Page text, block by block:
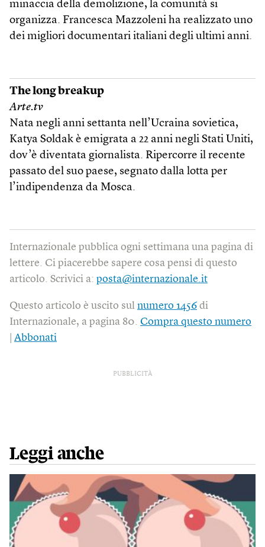
minaccia della demolizione, la comunità si
organizza. Francesca Mazzoleni ha realizzato uno
dei migliori documentari italiani degli ultimi anni.
The long breakup
Arte.tv
Nata negli anni settanta nell’Ucraina sovietica,
Katya Soldak è emigrata a 22 anni negli Stati Uniti,
dov’è diventata giornalista. Ripercorre il recente
passato del suo paese, segnato dalla lotta per
l’indipendenza da Mosca.
Internazionale pubblica ogni settimana una pagina di
lettere. Ci piacerebbe sapere cosa pensi di questo
articolo. Scrivici a: posta@internazionale.it
Questo articolo è uscito sul numero 1456 di
Internazionale, a pagina 80. Compra questo numero
Abbonati
PUBBLICITÀ
Leggi anche